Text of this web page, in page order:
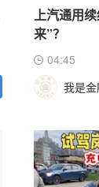
上汽通用
来”？
04:45
我是